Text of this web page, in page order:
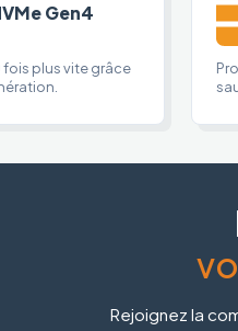
Gen4
plus vite grâce
Rejoignez la